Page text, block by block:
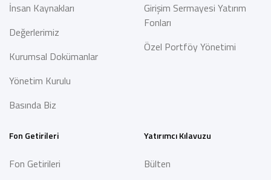
İnsan Kaynakları
Değerlerimiz
Kurumsal Dokümanlar
Yönetim Kurulu
Basında Biz
Girişim Sermayesi Yatırım
Fonları
Özel Portföy Yönetimi
Fon Getirileri
Fon Getirileri
Yatırımcı Kılavuzu
Bülten